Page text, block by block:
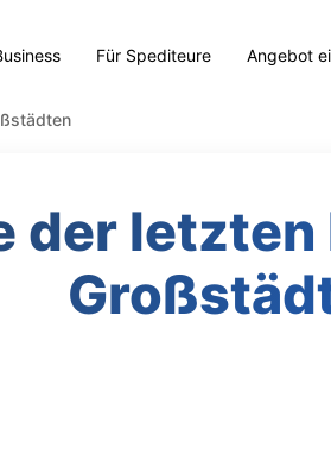
Für Spediteure Angebot
der letzten